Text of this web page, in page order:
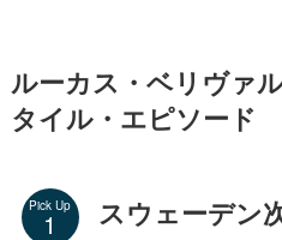
ルーカス・ベリヴァ
タイル・エピソード
Pick Up
スウェーデン